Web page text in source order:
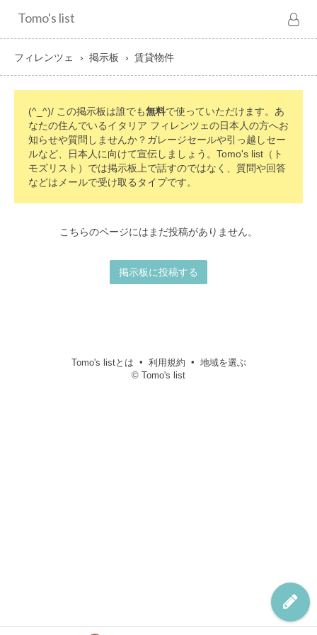
Tomo's list
フィレンツェ 掲示板 賃貸物件
(^_^)/ この掲示板は誰でも無料で使っていただけます。あ
なたの住んでいるイタリア フィレンツェの日本人の方へお
知らせや質問しませんか？ガレージセールや引っ越しセー
ルなど、日本人に向けて宣伝しましょう。Tomo's list（ト
モズリスト）では掲示板上で話すのではなく、質問や回答
などはメールで受け取るタイプです。
こちらのページにはまだ投稿がありません。
掲示板に投稿する
Tomo's listとは 利用規約
地域を選ぶ
© Tomo's list